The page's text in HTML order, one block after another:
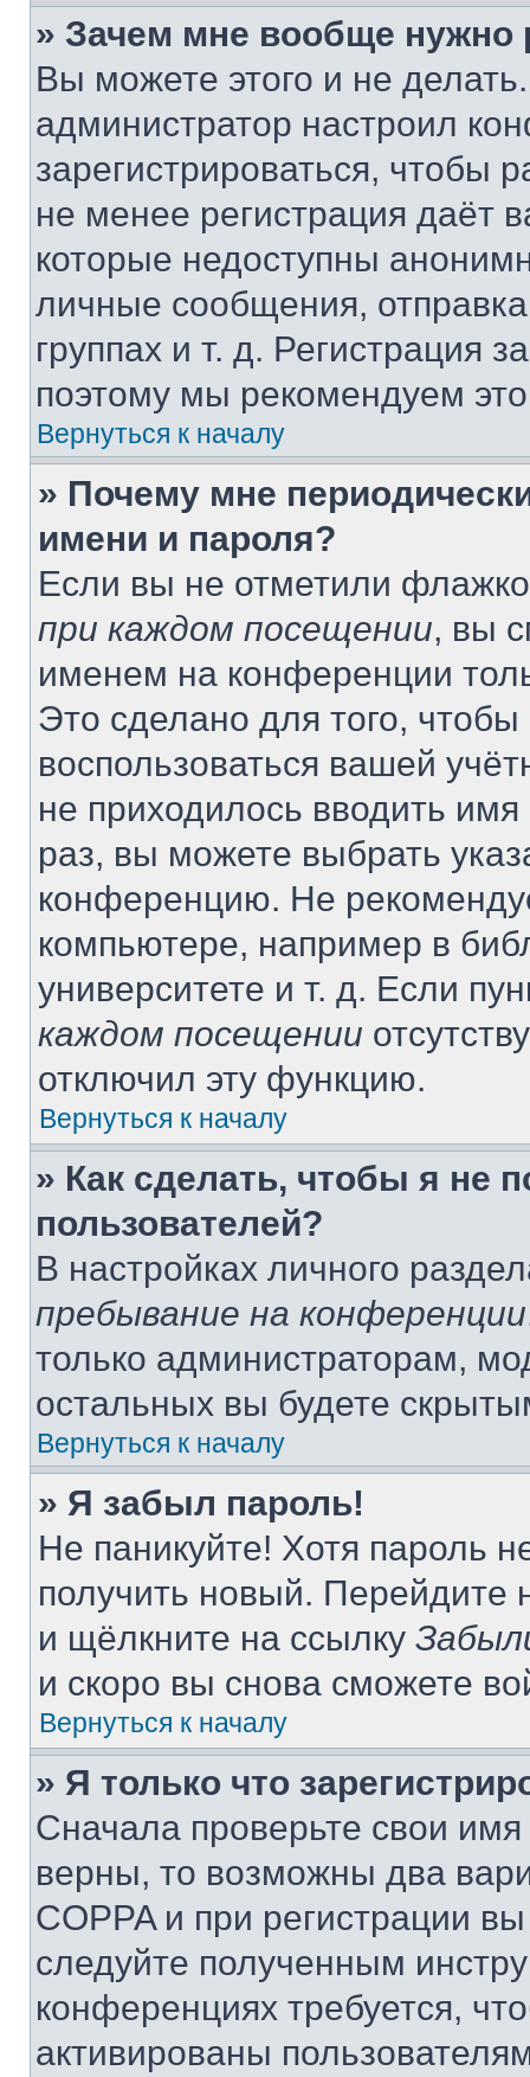
» Зачем мне вообще нужно
Вы можете этого и не
администратор настроил
зарегистрироваться, чтобы
не менее регистрация даёт
которые недоступны
личные сообщения,
группах и т. д. Регистрация
поэтому мы рекомендуем
Вернуться к началу
» Почему мне
имени и пароля?
Если вы не отметили
при каждом посещении, вы
именем на конференции
Это сделано для того, чтобы
воспользоваться вашей
не приходилось вводить
раз, вы можете выбрать
конференцию. Не
компьютере, например в
университете и т. д. Если
каждом посещении
отключил эту функцию.
Вернуться к началу
» Как сделать, чтобы я не
пользователей?
В настройках личного
пребывание на конференции
только администраторам,
остальных вы будете
Вернуться к началу
» Я забыл пароль!
Не паникуйте! Хотя пароль
получить новый. Перейдите
и щёлкните на ссылку
и скоро вы снова сможете
Вернуться к началу
» Я только что
Сначала проверьте свои
верны, то возможны два
COPPA и при регистрации
следуйте полученным
конференциях требуется,
активированы